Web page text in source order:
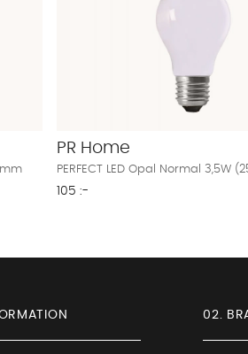
mm
PR Home
PERFECT LED Opal Normal 3,5W
105 :-
02.